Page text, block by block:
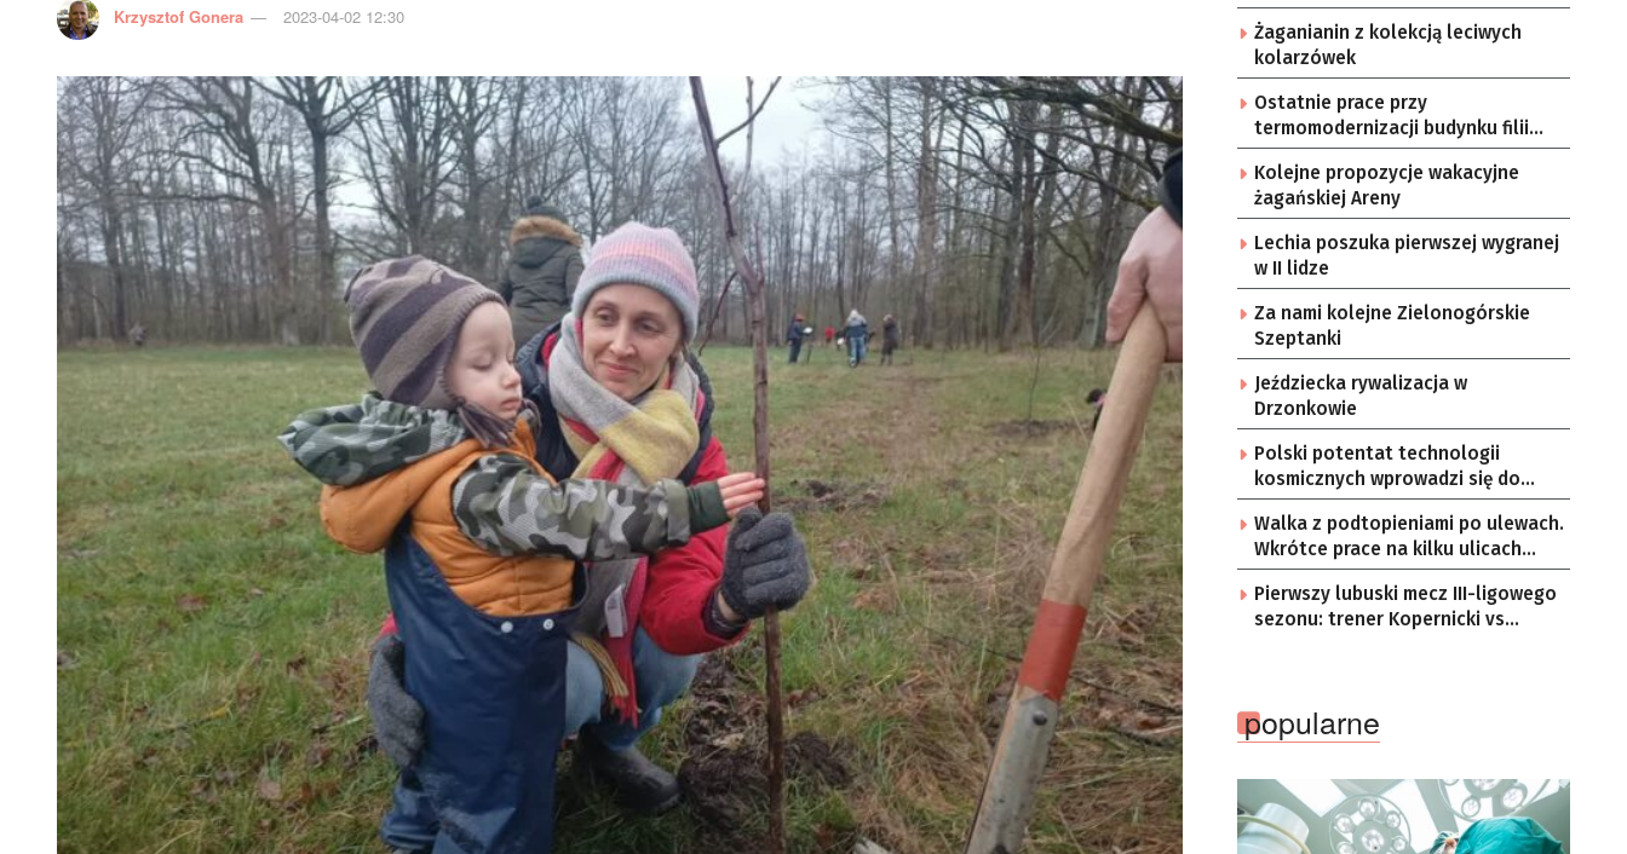
Krzysztof Gonera 2023-04-02 12:30
Żaganianin z kolekcją leciwych
kolarzówek
Ostatnie prace przy
termomodernizacji budynku filii
przedszkola Bajka
Kolejne propozycje wakacyjne
żagańskiej Areny
Lechia poszuka pierwszej wygranej
w II lidze
Za nami kolejne Zielonogórskie
Szeptanki
Jeździecka rywalizacja w
Drzonkowie
Polski potentat technologii
kosmicznych wprowadzi się do
Zielonej Góry
Walka z podtopieniami po ulewach.
Wkrótce prace na kilku ulicach
Gorzowa
Pierwszy lubuski mecz III-ligowego
sezonu: trener Kopernicki vs
popularne